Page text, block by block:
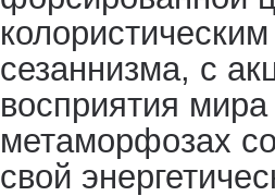
сезаннизма, с
восприятия
метаморфозах
свой